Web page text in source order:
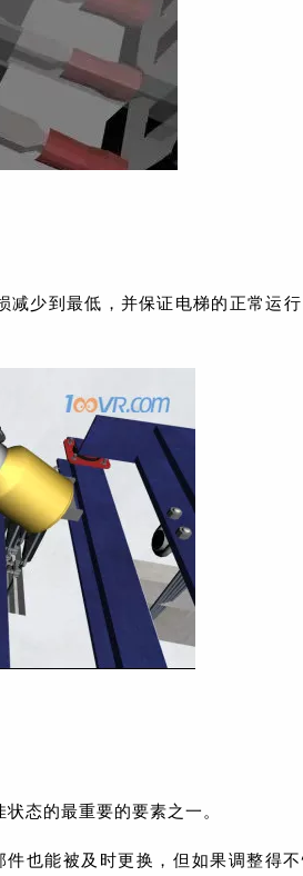
减少到最低，并保证电梯的正常运
态的最重要的要素之一。
也能被及时更换，但如果调整得